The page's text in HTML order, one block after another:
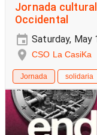
Jornada
Occidental
Saturday, May
CSO La CasiKa
Jornada solidaria